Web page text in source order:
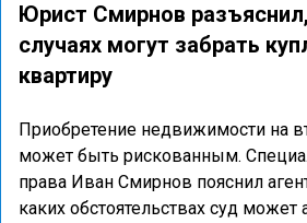
Юрист Смирнов
случаях могут забрать
квартиру
Приобретение недвижимости на
может быть рискованным.
права Иван Смирнов пояснил
каких обстоятельствах суд может